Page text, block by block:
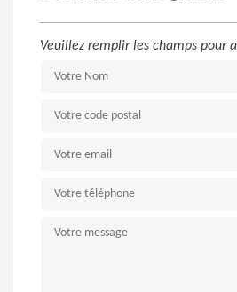
Veuillez remplir les champs pour